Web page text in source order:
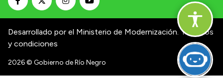
Desarrollado por el Ministerio de Modernización. Términos
y condiciones
2026© Gobierno de Río Negro